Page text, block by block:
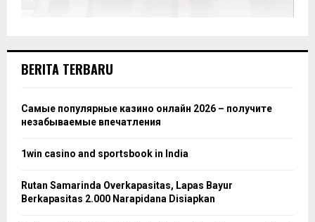
BERITA TERBARU
Самые популярные казино онлайн 2026 – получите
незабываемые впечатления
1win casino and sportsbook in India
Rutan Samarinda Overkapasitas, Lapas Bayur
Berkapasitas 2.000 Narapidana Disiapkan